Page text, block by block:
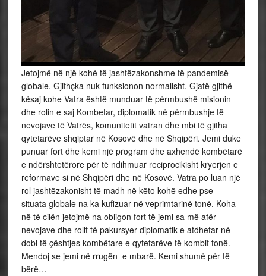
Jetojmë në një kohë të jashtëzakonshme të pandemisë
globale. Gjithçka nuk funksionon normalisht. Gjatë gjithë
kësaj kohe Vatra është munduar të përmbushë misionin
dhe rolin e saj Kombetar, diplomatik në përmbushje të
nevojave të Vatrës, komunitetit vatran dhe mbi të gjitha
qytetarëve shqiptar në Kosovë dhe në Shqipëri. Jemi duke
punuar fort dhe kemi një program dhe axhendë kombëtarë
e ndërshtetërore për të ndihmuar reciprocikisht kryerjen e
reformave si në Shqipëri dhe në Kosovë. Vatra po luan një
rol jashtëzakonisht të madh në këto kohë edhe pse
situata globale na ka kufizuar në veprimtarinë tonë. Koha
në të cilën jetojmë na obligon fort të jemi sa më afër
nevojave dhe rolit të pakursyer diplomatik e atdhetar në
dobi të çështjes kombëtare e qytetarëve të kombit tonë.
Mendoj se jemi në rrugën e mbarë. Kemi shumë për të
bërë…